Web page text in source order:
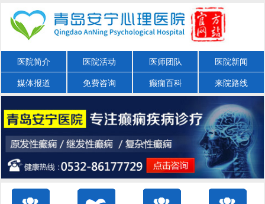
医院简介 医院活动 医师团队 医院新闻
媒体报道 免费咨询 癫痫百科 来院路线